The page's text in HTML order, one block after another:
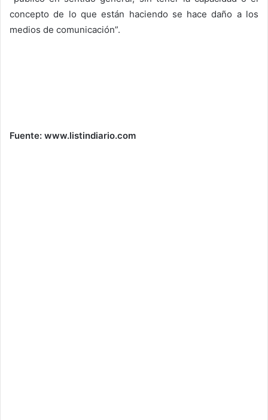
concepto de lo que están haciendo se hace daño a los
medios de comunicación”.
Fuente: www.listindiario.com